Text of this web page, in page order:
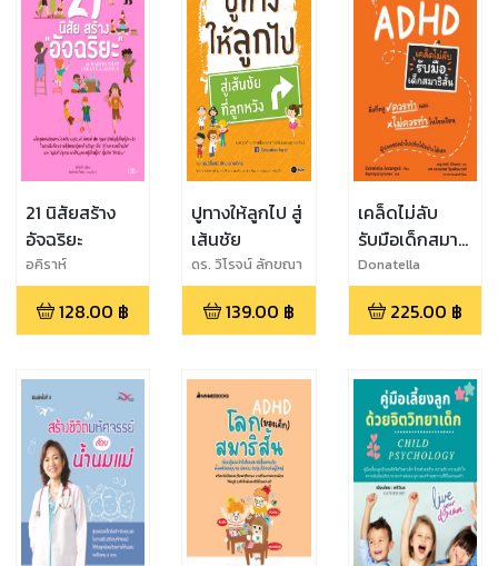
21 นิสัยสร้าง
อัจฉริยะ
อคิราห์
128.00 ฿
ปูทางให้ลูกไป สู่
เส้นชัย
ดร. วิโรจน์ ลักขณา
อดิศร
139.00 ฿
เคล็ดไม่ลับ
รับมือเด็กสมาธิ
สั้น
Donatella
Arcangeli
225.00 ฿